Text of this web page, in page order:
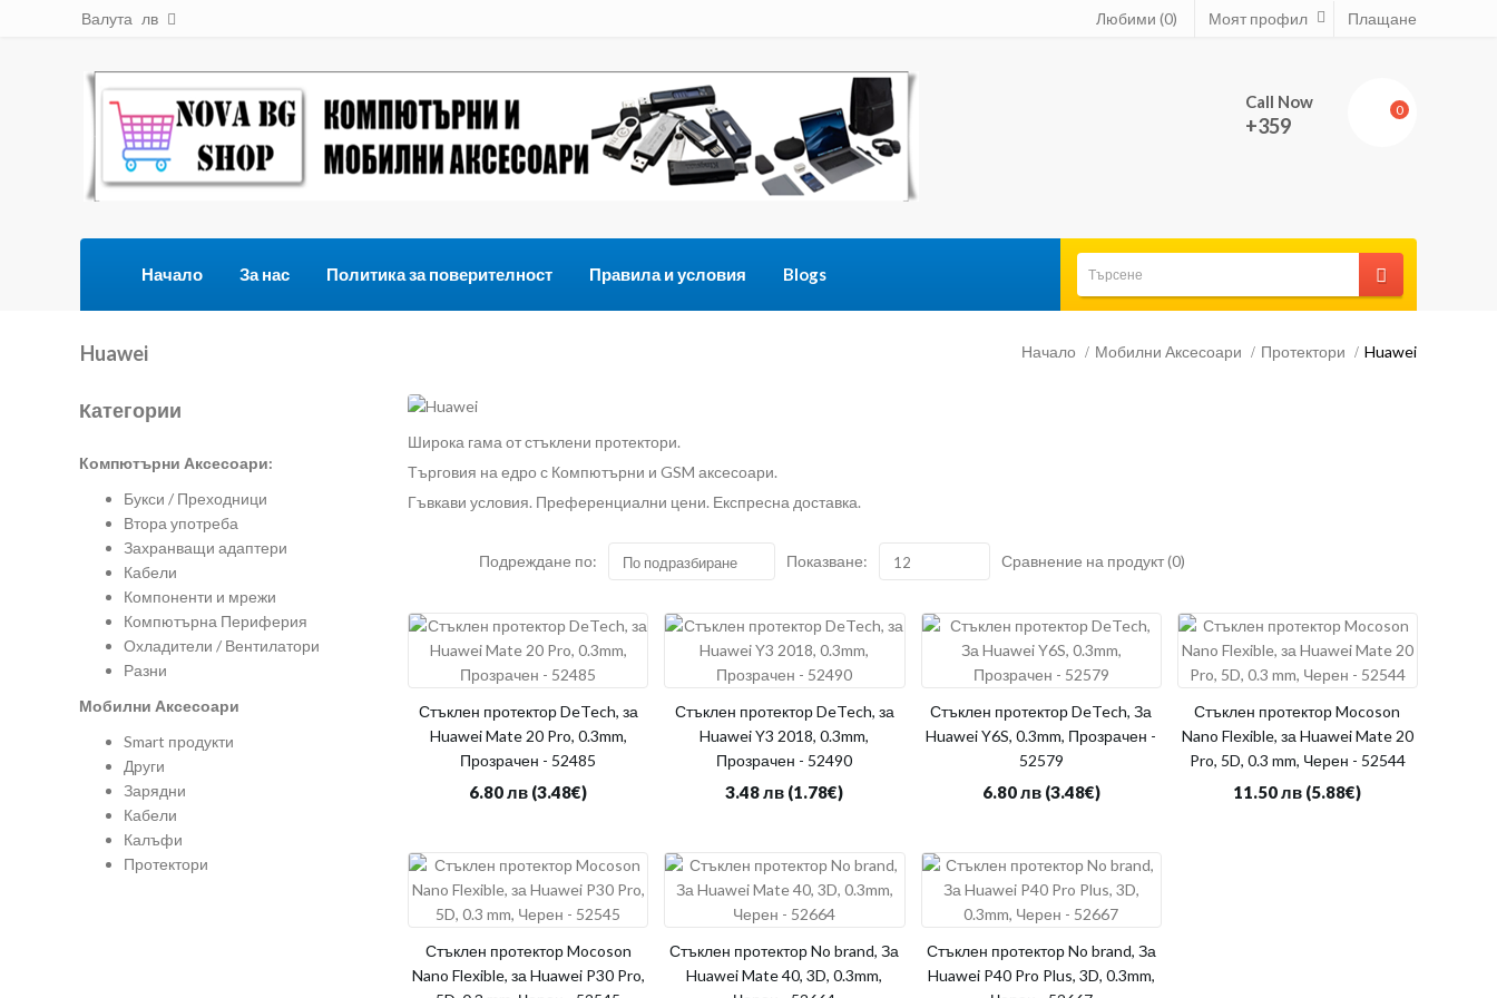
Валута лв Любими (0) Моят профил Плащане
Call Now
+359
0
Начало За нас Политика за поверителност Правила и условия Blogs
Huawei Начало Мобилни Аксесоари Протектори Huawei
Категории
Компютърни Аксесоари:
Букси / Преходници
Втора употреба
Захранващи адаптери
Кабели
Компоненти и мрежи
Компютърна Периферия
Охладители / Вентилатори
Разни
Мобилни Аксесоари
Smart продукти
Други
Зарядни
Кабели
Калъфи
Протектори
Широка гама от стъклени протектори.
Търговия на едро с Компютърни и GSM аксесоари.
Гъвкави условия. Преференциални цени. Експресна доставка.
Подреждане по: По подразбиране Показване: 12 Сравнение на продукт (0)
Стъклен протектор DeTech, за
Huawei Mate 20 Pro, 0.3mm,
Прозрачен - 52485
6.80 лв (3.48€)
Стъклен протектор DeTech, за
Huawei Y3 2018, 0.3mm,
Прозрачен - 52490
3.48 лв (1.78€)
Стъклен протектор DeTech, За
Huawei Y6S, 0.3mm, Прозрачен -
52579
6.80 лв (3.48€)
Стъклен протектор Mocoson
Nano Flexible, за Huawei Mate 20
Pro, 5D, 0.3 mm, Черен - 52544
11.50 лв (5.88€)
Стъклен протектор Mocoson
Nano Flexible, за Huawei P30 Pro,
Стъклен протектор No brand, За
Huawei Mate 40, 3D, 0.3mm,
Стъклен протектор No brand, За
Huawei P40 Pro Plus, 3D, 0.3mm,